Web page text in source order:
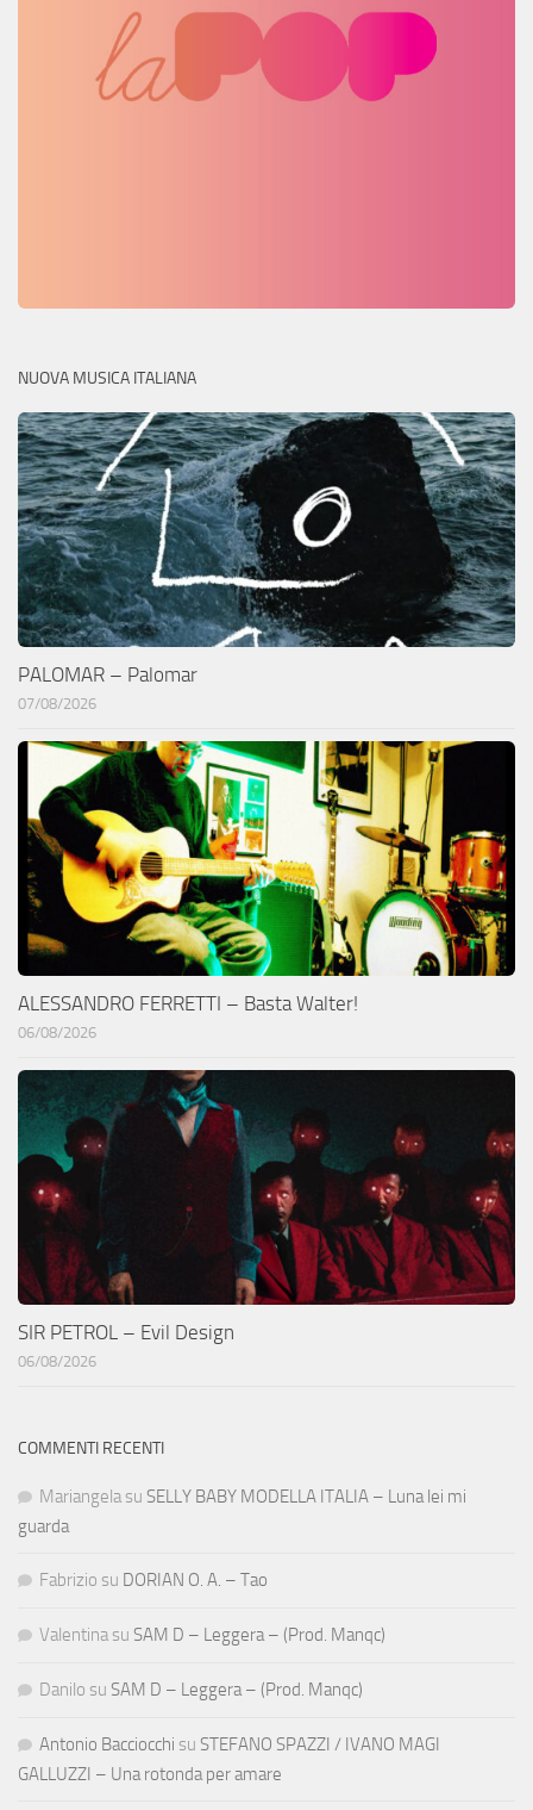
NUOVA MUSICA ITALIANA
PALOMAR – Palomar
07/08/2026
ALESSANDRO FERRETTI – Basta Walter!
06/08/2026
SIR PETROL – Evil Design
06/08/2026
COMMENTI RECENTI
Mariangela su SELLY BABY MODELLA ITALIA – Luna lei mi
guarda
Fabrizio su DORIAN O. A. – Tao
Valentina su SAM D – Leggera – (Prod. Manqc)
Danilo su SAM D – Leggera – (Prod. Manqc)
Antonio Bacciocchi su STEFANO SPAZZI / IVANO MAGI
GALLUZZI – Una rotonda per amare